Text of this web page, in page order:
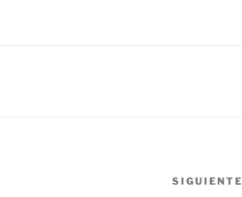
SIGUIENTE